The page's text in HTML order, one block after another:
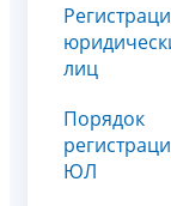
лиц
Порядок
ЮЛ